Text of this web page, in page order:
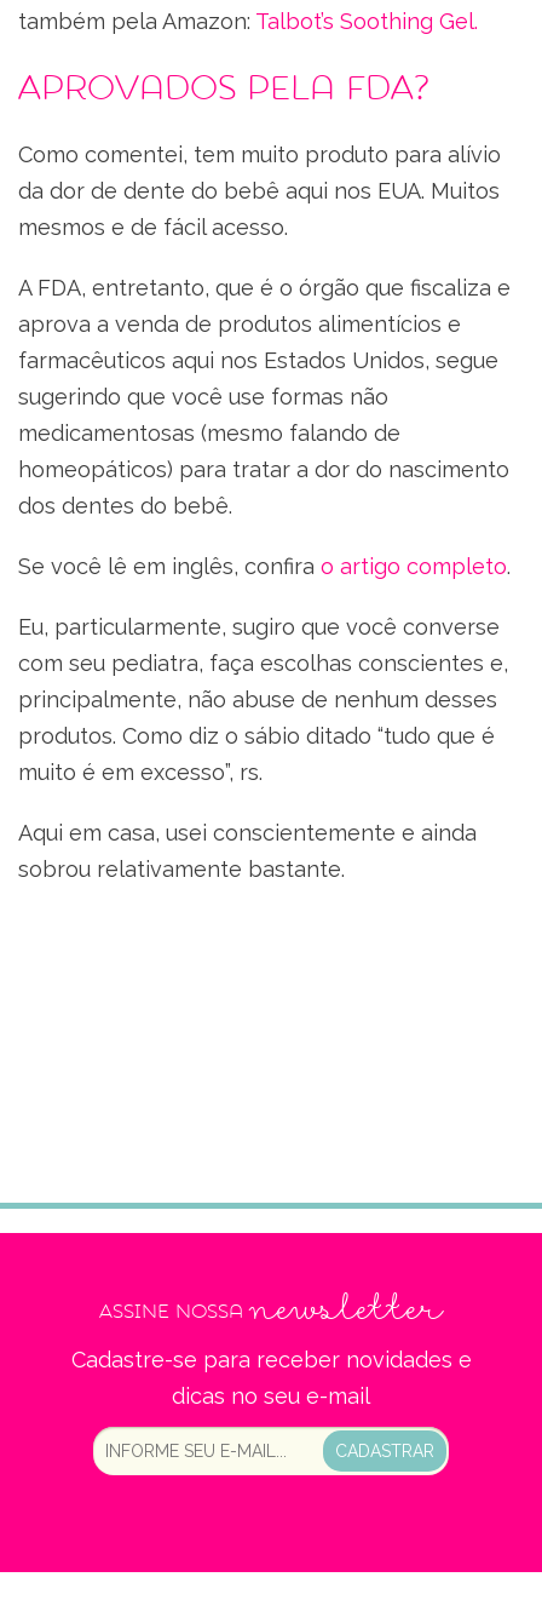
também pela Amazon: Talbot’s Soothing Gel.
Aprovados pela FDA?
Como comentei, tem muito produto para alívio
da dor de dente do bebê aqui nos EUA. Muitos
mesmos e de fácil acesso.
A FDA, entretanto, que é o órgão que fiscaliza e
aprova a venda de produtos alimentícios e
farmacêuticos aqui nos Estados Unidos, segue
sugerindo que você use formas não
medicamentosas (mesmo falando de
homeopáticos) para tratar a dor do nascimento
dos dentes do bebê.
Se você lê em inglês, confira o artigo completo.
Eu, particularmente, sugiro que você converse
com seu pediatra, faça escolhas conscientes e,
principalmente, não abuse de nenhum desses
produtos. Como diz o sábio ditado “tudo que é
muito é em excesso”, rs.
Aqui em casa, usei conscientemente e ainda
sobrou relativamente bastante.
Assine nossanewsletter
Cadastre-se para receber novidades e
dicas no seu e-mail
CADASTRAR